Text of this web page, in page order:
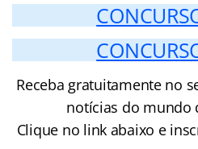
Receba gratuitamente no
notícias do mundo
Clique no link abaixo e